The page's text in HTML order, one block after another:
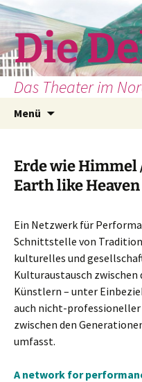
Zum
Inhalt
springen
Die
Das Theater im
Menü
Erde wie Himmel
Earth like Heaven
Ein Netzwerk für
Schnittstelle von
kulturelles und
Kulturaustausch zwischen
Künstlern – unter
auch nicht-professioneller
zwischen den
umfasst.
A network for